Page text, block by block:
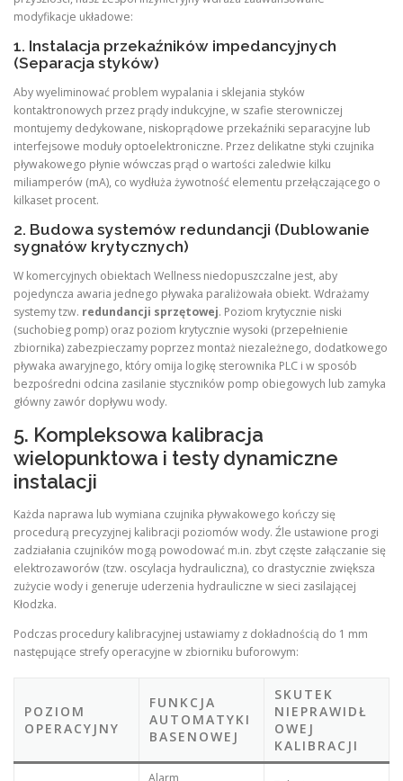
modyfikacje układowe:
1. Instalacja przekaźników impedancyjnych
(Separacja styków)
Aby wyeliminować problem wypalania i sklejania styków
kontaktronowych przez prądy indukcyjne, w szafie sterowniczej
montujemy dedykowane, niskoprądowe przekaźniki separacyjne lub
interfejsowe moduły optoelektroniczne. Przez delikatne styki czujnika
pływakowego płynie wówczas prąd o wartości zaledwie kilku
miliamperów (mA), co wydłuża żywotność elementu przełączającego o
kilkaset procent.
2. Budowa systemów redundancji (Dublowanie
sygnałów krytycznych)
W komercyjnych obiektach Wellness niedopuszczalne jest, aby
pojedyncza awaria jednego pływaka paraliżowała obiekt. Wdrażamy
systemy tzw. redundancji sprzętowej. Poziom krytycznie niski
(suchobieg pomp) oraz poziom krytycznie wysoki (przepełnienie
zbiornika) zabezpieczamy poprzez montaż niezależnego, dodatkowego
pływaka awaryjnego, który omija logikę sterownika PLC i w sposób
bezpośredni odcina zasilanie styczników pomp obiegowych lub zamyka
główny zawór dopływu wody.
5. Kompleksowa kalibracja
wielopunktowa i testy dynamiczne
instalacji
Każda naprawa lub wymiana czujnika pływakowego kończy się
procedurą precyzyjnej kalibracji poziomów wody. Źle ustawione progi
zadziałania czujników mogą powodować m.in. zbyt częste załączanie się
elektrozaworów (tzw. oscylacja hydrauliczna), co drastycznie zwiększa
zużycie wody i generuje uderzenia hydrauliczne w sieci zasilającej
Kłodzka.
Podczas procedury kalibracyjnej ustawiamy z dokładnością do 1 mm
następujące strefy operacyjne w zbiorniku buforowym:
POZIOM
OPERACYJNY
FUNKCJA
AUTOMATYKI
BASENOWEJ
SKUTEK
NIEPRAWIDŁ
OWEJ
KALIBRACJI
Alarm